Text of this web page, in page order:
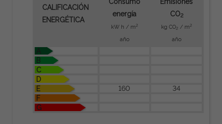
CALIFICACIÓN
ENERGÉTICA
energía
kW h / m2
año
CO2
kg CO2 / m2
año
A
B
C
D
E
160
34
F
G